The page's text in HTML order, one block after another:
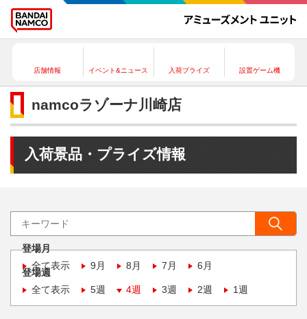
店舗情報 イベント&ニュース 入荷プライズ 設置ゲーム機
namcoラゾーナ川崎店
入荷景品・プライズ情報
登場月
全て表示
9月 8月 7月 6月
登場週
全て表示
5週 4週 3週 2週 1週